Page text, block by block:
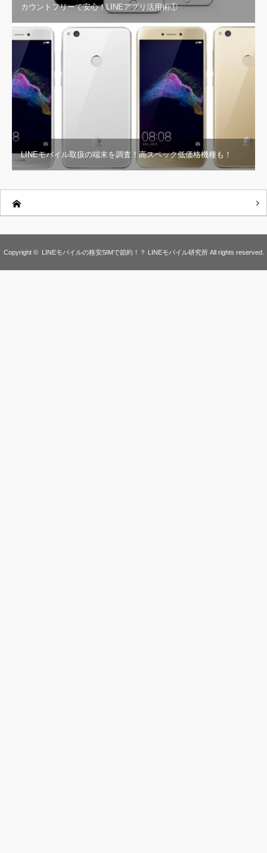
カウントフリーで安心！LINEアプリ活用術①
LINEモバイル取扱の端末を調査！高スペック低価格機種も！
Copyright © LINEモバイルの格安SIMで節約！？ LINEモバイル研究所All rights reserved.